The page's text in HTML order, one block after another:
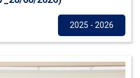
2025 - 2026